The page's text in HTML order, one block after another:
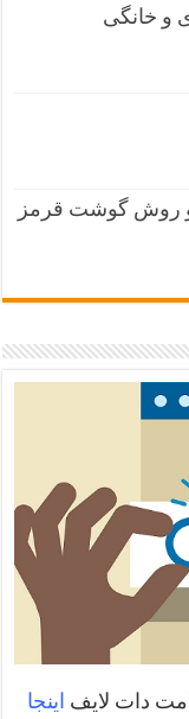
و خانگی
روش گوشت قرمز
دات لایف اینجا